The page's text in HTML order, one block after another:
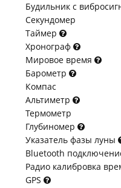
Будильник с
Секундомер
Таймер
Хронограф
Мировое время
Барометр
Компас
Альтиметр
Термометр
Глубиномер
Указатель фазы луны
Bluetooth
Радио калибровка
GPS